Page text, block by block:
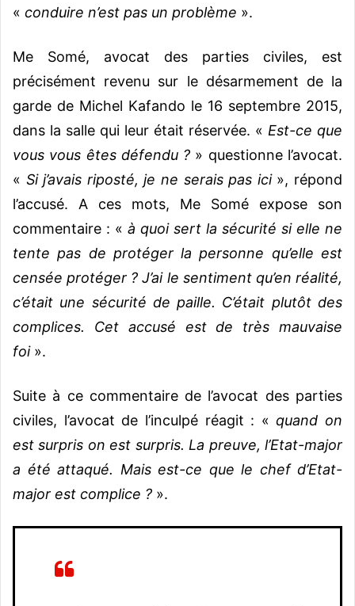
« conduire n’est pas un problème ».
Me Somé, avocat des parties civiles, est
précisément revenu sur le désarmement de la
garde de Michel Kafando le 16 septembre 2015,
dans la salle qui leur était réservée. « Est-ce que
vous vous êtes défendu ? » questionne l’avocat.
« Si j’avais riposté, je ne serais pas ici», répond
l’accusé. A ces mots, Me Somé expose son
commentaire : « à quoi sert la sécurité si elle ne
tente pas de protéger la personne qu’elle est
censée protéger ? J’ai le sentiment qu’en réalité,
c’était une sécurité de paille. C’était plutôt des
complices. Cet accusé est de très mauvaise
foi».
Suite à ce commentaire de l’avocat des parties
civiles, l’avocat de l’inculpé réagit : «quand on
est surpris on est surpris. La preuve, l’Etat-major
a été attaqué. Mais est-ce que le chef d’Etat-
major est complice ? ».